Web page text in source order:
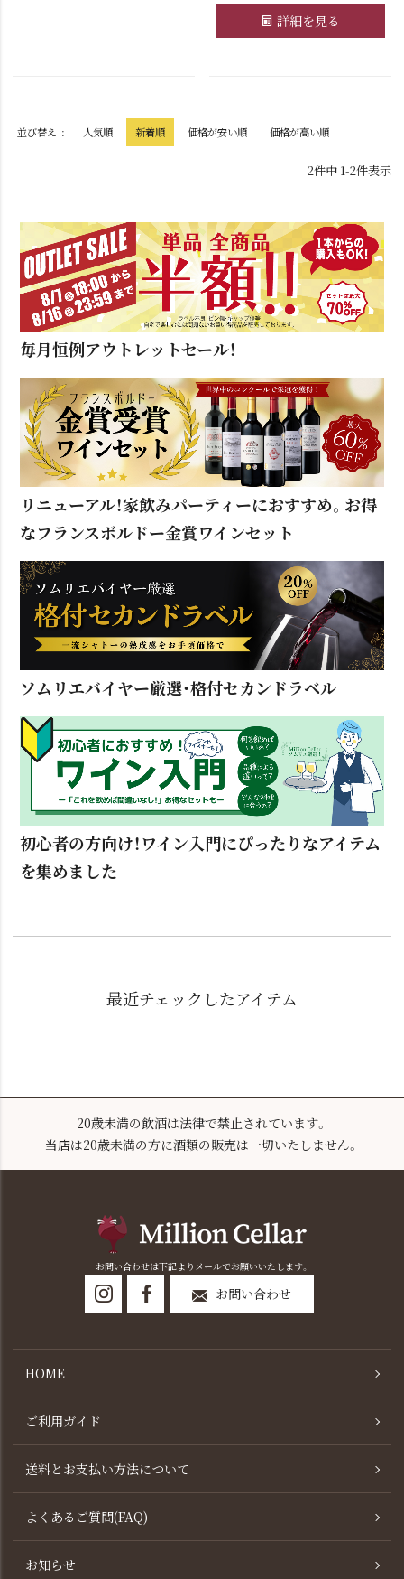
詳細を見る
並び替え 人気順 新着順 価格が安い順 価格が高い順
2件中 1-2件表示
毎月恒例アウトレットセール！
リニューアル！家飲みパーティーにおすすめ。お得
なフランスボルドー金賞ワインセット
ソムリエバイヤー厳選・格付セカンドラベル
初心者の方向け！ワイン入門にぴったりなアイテム
を集めました
最近チェックしたアイテム
20歳未満の飲酒は法律で禁止されています。
当店は20歳未満の方に酒類の販売は一切いたしません。
お問い合わせは下記よりメールでお願いいたします。
お問い合わせ
HOME
ご利用ガイド
送料とお支払い方法について
よくあるご質問(FAQ)
お知らせ